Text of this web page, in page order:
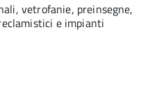
vetrofanie, preinsegne,
e impianti